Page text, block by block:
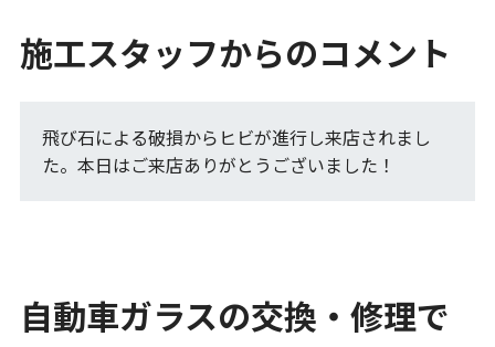
施工スタッフからのコメント
飛び石による破損からヒビが進行し来店されまし
た。本日はご来店ありがとうございました！
自動車ガラスの交換・修理で